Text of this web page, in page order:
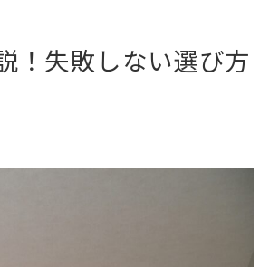
！失敗しない選び方